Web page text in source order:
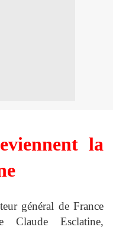
la
général de France
Claude Esclatine,